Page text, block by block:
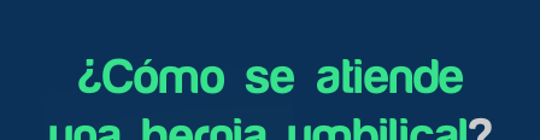
¿Cómo se atiende